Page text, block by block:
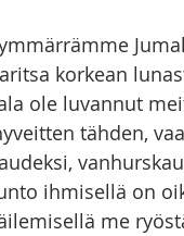
korkean
ole luvannut
tähden,
ihmisellä on
me